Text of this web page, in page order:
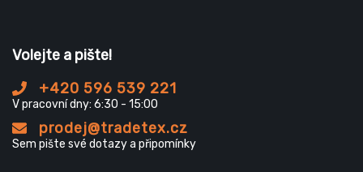
Volejte a pište!
+420 596 539 221
V pracovní dny: 6:30 - 15:00
prodej@tradetex.cz
Sem pište své dotazy a připomínky